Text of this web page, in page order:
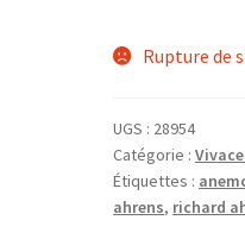
Rupture de
UGS : 28954
Catégorie :
Étiquettes :
ahrens, richard